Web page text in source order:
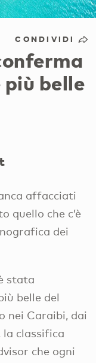
CONDIVIDI
più belle
affacciati
quello che c’è
dei
stata
belle del
nei Caraibi, dai
la classifica
che ogni